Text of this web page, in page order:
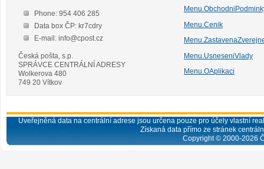
Phone: 954 406 285
Data box ČP: kr7cdry
E-mail: info@cpost.cz
Česká pošta, s.p.
SPRÁVCE CENTRÁLNÍ ADRESY
Wolkerova 480
749 20 Vítkov
Menu.Cenik
Menu.UsneseniVlady
Menu.OAplikaci
Uveřejněná data na centrální adrese jsou určena pouze pro účely vlastní
Získaná data přímo ze stránek
Copyright © 2000-2026